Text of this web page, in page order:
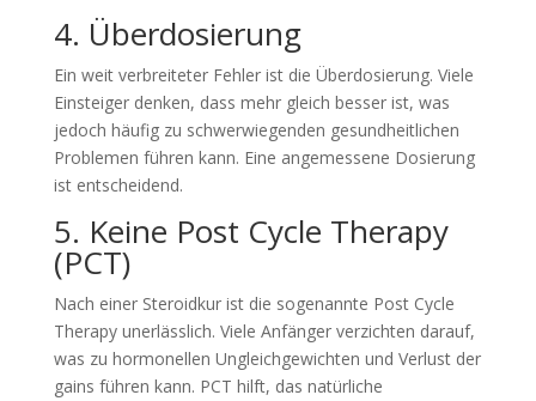
4. Überdosierung
Ein weit verbreiteter Fehler ist die Überdosierung. Viele
Einsteiger denken, dass mehr gleich besser ist, was
jedoch häufig zu schwerwiegenden gesundheitlichen
Problemen führen kann. Eine angemessene Dosierung
ist entscheidend.
5. Keine Post Cycle Therapy
(PCT)
Nach einer Steroidkur ist die sogenannte Post Cycle
Therapy unerlässlich. Viele Anfänger verzichten darauf,
was zu hormonellen Ungleichgewichten und Verlust der
gains führen kann. PCT hilft, das natürliche